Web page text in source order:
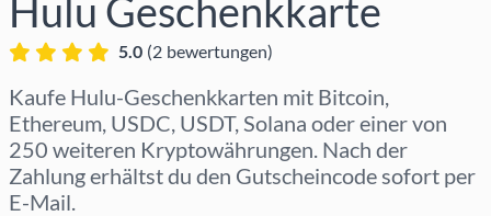
Hulu Geschenkkarte
5.0 (2 bewertungen)
Kaufe Hulu-Geschenkkarten mit Bitcoin,
Ethereum, USDC, USDT, Solana oder einer von
250 weiteren Kryptowährungen. Nach der
Zahlung erhältst du den Gutscheincode sofort per
E-Mail.